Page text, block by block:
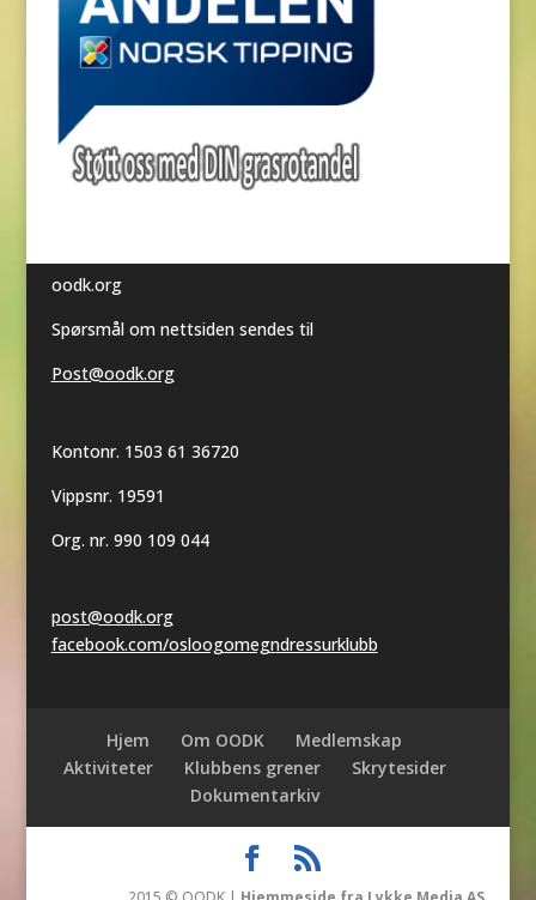
oodk.org
Spørsmål om nettsiden sendes til
Post@oodk.org
Kontonr. 1503 61 36720
Vippsnr. 19591
Org. nr. 990 109 044
post@oodk.org
facebook.com/osloogomegndressurklubb
Hjem Om OODK
Medlemskap
Aktiviteter
Klubbens grener
Skrytesider
Dokumentarkiv